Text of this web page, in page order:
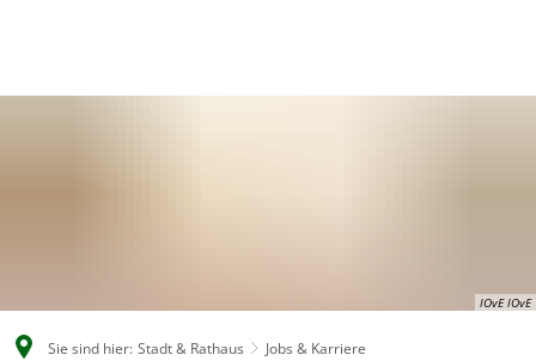
CS
lOvE lOvE
Sie sind hier: Stadt & Rathaus Jobs & Karriere